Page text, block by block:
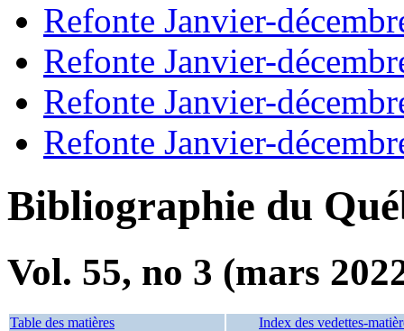
Refonte Janvier-
Refonte Janvier-
Refonte Janvier-
Refonte Janvier-
Bibliographie du
Vol. 55, no 3 (mars
Table des matières Index des vedettes-